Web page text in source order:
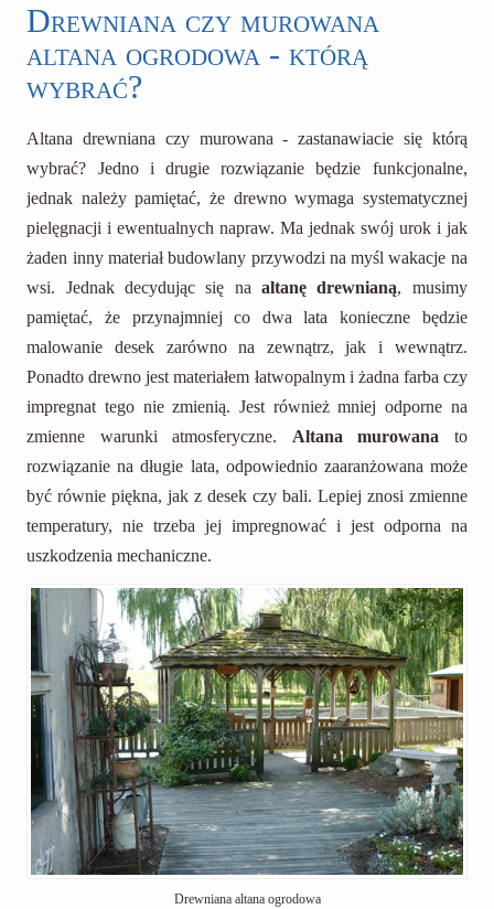
Drewniana czy murowana
altana ogrodowa - którą
wybrać?
Altana drewniana czy murowana - zastanawiacie się którą
wybrać? Jedno i drugie rozwiązanie będzie funkcjonalne,
jednak należy pamiętać, że drewno wymaga systematycznej
pielęgnacji i ewentualnych napraw. Ma jednak swój urok i jak
żaden inny materiał budowlany przywodzi na myśl wakacje na
wsi. Jednak decydując się na altanę drewnianą, musimy
pamiętać, że przynajmniej co dwa lata konieczne będzie
malowanie desek zarówno na zewnątrz, jak i wewnątrz.
Ponadto drewno jest materiałem łatwopalnym i żadna farba czy
impregnat tego nie zmienią. Jest również mniej odporne na
zmienne warunki atmosferyczne. Altana murowana to
rozwiązanie na długie lata, odpowiednio zaaranżowana może
być równie piękna, jak z desek czy bali. Lepiej znosi zmienne
temperatury, nie trzeba jej impregnować i jest odporna na
uszkodzenia mechaniczne.
Drewniana altana ogrodowa